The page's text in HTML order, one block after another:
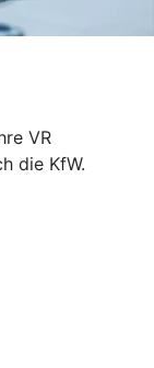
VR
die KfW.